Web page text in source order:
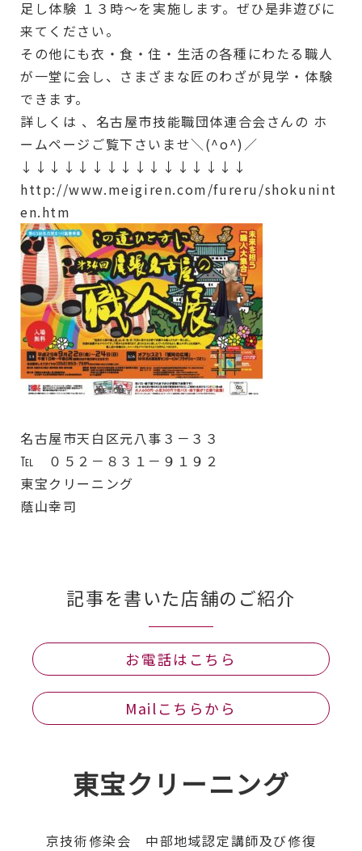
足し体験 １３時〜を実施します。ぜひ是非遊びに
来てください。
その他にも衣・食・住・生活の各種にわたる職人
が一堂に会し、さまざまな匠のわざが見学・体験
できます。
詳しくは 、名古屋市技能職団体連合会さんの ホ
ームページご覧下さいませ＼(^o^)／
↓↓↓↓↓↓↓↓↓↓↓↓↓↓↓↓
http://www.meigiren.com/fureru/shokunint
en.htm
名古屋市天白区元八事３－３３
℡ ０５２－８３１－９１９２
東宝クリーニング
蔭山幸司
記事を書いた店舗のご紹介
お電話はこちら
Mailこちらから
東宝クリーニング
京技術修染会 中部地域認定講師及び修復